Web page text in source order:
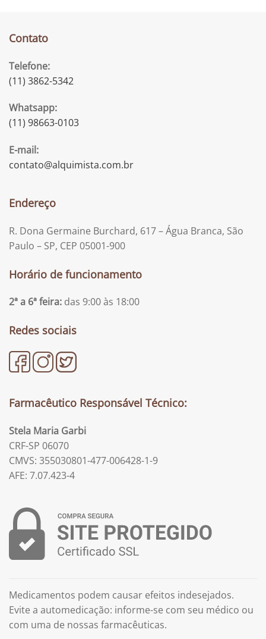
Contato
Telefone:
(11) 3862-5342
Whatsapp:
(11) 98663-0103
E-mail:
contato@alquimista.com.br
Endereço
R. Dona Germaine Burchard, 617 – Água Branca, São
Paulo – SP, CEP 05001-900
Horário de funcionamento
2ª a 6ª feira: das 9:00 às 18:00
Redes sociais
Farmacêutico Responsável Técnico:
Stela Maria Garbi
CRF-SP 06070
CMVS: 355030801-477-006428-1-9
AFE: 7.07.423-4
Medicamentos podem causar efeitos indesejados.
Evite a automedicação: informe-se com seu médico ou
com uma de nossas farmacêuticas.